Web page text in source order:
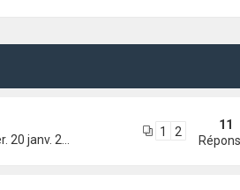
janv. 2021 17:21
11
1 2